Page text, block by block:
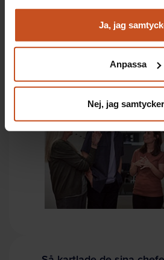
Analysera trafik för att kunna
Du kan när som helst återta ditt
integritet@suntarbetsliv.se.
Ja, jag
Anpassa
Nej, jag
Skapa struktur för när, vad
Ha ett öppet och tillåtande
Det är tips frånForskning på 5